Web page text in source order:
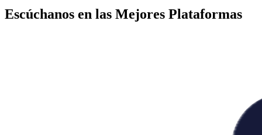
Escúchanos en las Mejores Plataformas